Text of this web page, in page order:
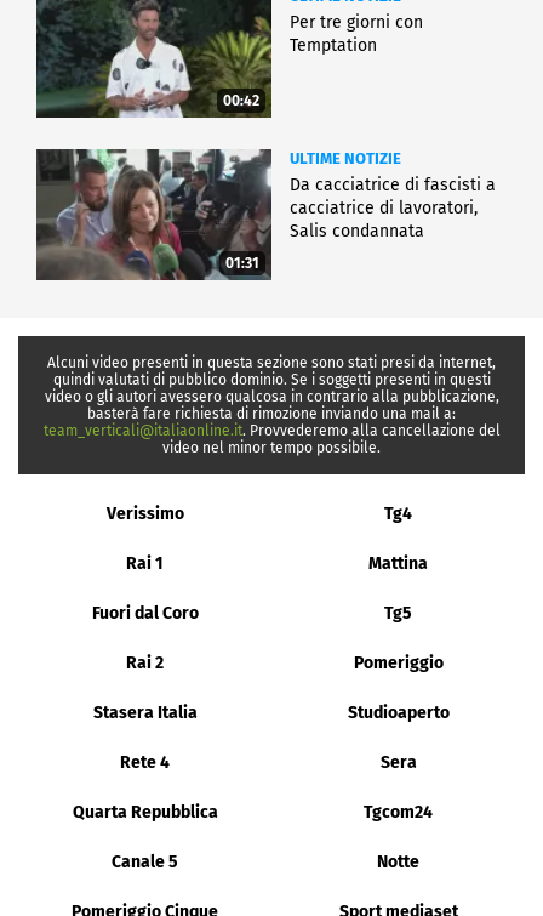
00:42
Per tre giorni con
Temptation
01:31
ULTIME NOTIZIE
Da cacciatrice di fascisti a
cacciatrice di lavoratori,
Salis condannata
Alcuni video presenti in questa sezione sono stati presi da internet,
quindi valutati di pubblico dominio. Se i soggetti presenti in questi
video o gli autori avessero qualcosa in contrario alla pubblicazione,
basterà fare richiesta di rimozione inviando una mail a:
team_verticali@italiaonline.it. Provvederemo alla cancellazione del
video nel minor tempo possibile.
Verissimo Tg4
Rai 1 Mattina
Fuori dal Coro Tg5
Rai 2 Pomeriggio
Stasera Italia Studioaperto
Rete 4 Sera
Quarta Repubblica Tgcom24
Canale 5 Notte
Pomeriggio Cinque Sport mediaset